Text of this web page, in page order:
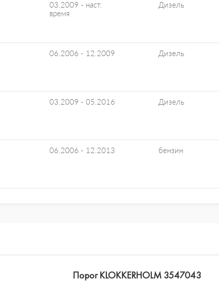
03.2009 - наст.
время
Дизель
06.2006 - 12.2009 Дизель
03.2009 - 05.2016 Дизель
06.2006 - 12.2013 бензин
Порог KLOKKERHOLM 3547043